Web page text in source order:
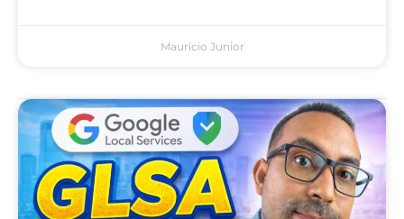
Mauricio Junior